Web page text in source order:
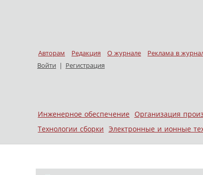
Авторам Редакция О журнале
Реклама в
Войти | Регистрация
Меню
Skip to content
Инженерное обеспечение Организация
Технологии сборки Электронные и ионные